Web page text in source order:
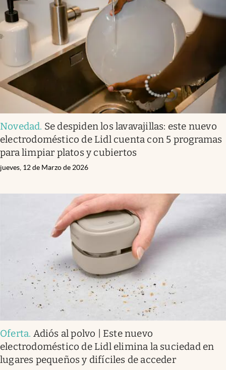
Novedad. Se despiden los lavavajillas: este nuevo
electrodoméstico de Lidl cuenta con 5 programas
para limpiar platos y cubiertos
jueves, 12 de Marzo de 2026
Oferta. Adiós al polvo | Este nuevo
electrodoméstico de Lidl elimina la suciedad en
lugares pequeños y difíciles de acceder